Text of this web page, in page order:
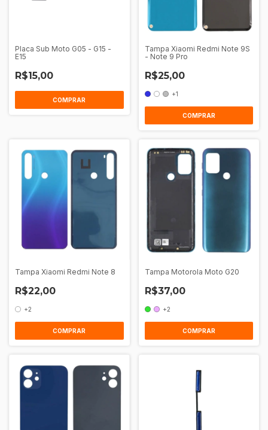
Placa Sub Moto G05 - G15 -
E15
R$15,00
Tampa Xiaomi Redmi Note 9S
- Note 9 Pro
R$25,00
+1
COMPRAR
Tampa Xiaomi Redmi Note 8
R$22,00
+2
COMPRAR
Tampa Motorola Moto G20
R$37,00
+2
COMPRAR